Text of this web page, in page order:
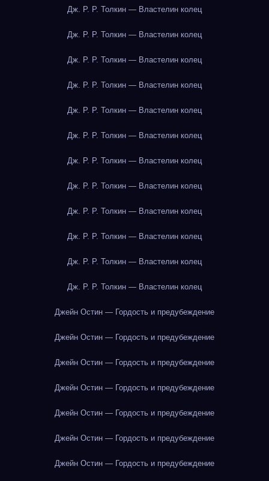
Дж. Р. Р. Толкин — Властелин колец
Дж. Р. Р. Толкин — Властелин колец
Дж. Р. Р. Толкин — Властелин колец
Дж. Р. Р. Толкин — Властелин колец
Дж. Р. Р. Толкин — Властелин колец
Дж. Р. Р. Толкин — Властелин колец
Дж. Р. Р. Толкин — Властелин колец
Дж. Р. Р. Толкин — Властелин колец
Дж. Р. Р. Толкин — Властелин колец
Дж. Р. Р. Толкин — Властелин колец
Дж. Р. Р. Толкин — Властелин колец
Дж. Р. Р. Толкин — Властелин колец
Джейн Остин — Гордость и предубеждение
Джейн Остин — Гордость и предубеждение
Джейн Остин — Гордость и предубеждение
Джейн Остин — Гордость и предубеждение
Джейн Остин — Гордость и предубеждение
Джейн Остин — Гордость и предубеждение
Джейн Остин — Гордость и предубеждение